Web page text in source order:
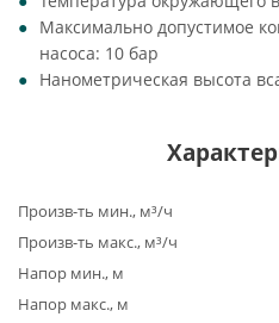
Максимально допустимое
насоса: 10 бар
Нанометрическая высота
Произв-ть мин., м³/ч
Произв-ть макс., м³/ч
Напор мин., м
Напор макс., м